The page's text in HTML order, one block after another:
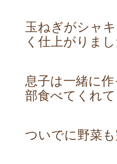
玉ねぎがシャ
く仕上がりまし
息子は一緒に
部食べてくれて
ついでに野菜